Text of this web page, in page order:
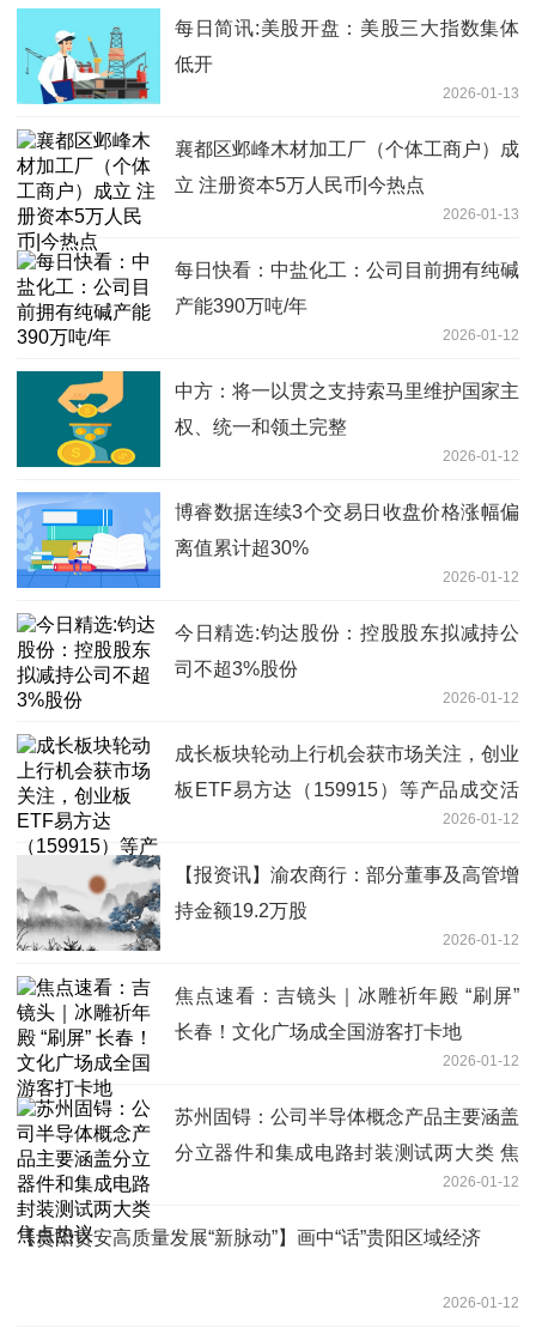
每日简讯:美股开盘：美股三大指数集体
低开
2026-01-13
襄都区邺峰木材加工厂（个体工商户）成
立 注册资本5万人民币|今热点
2026-01-13
每日快看：中盐化工：公司目前拥有纯碱
产能390万吨/年
2026-01-12
中方：将一以贯之支持索马里维护国家主
权、统一和领土完整
2026-01-12
博睿数据连续3个交易日收盘价格涨幅偏
离值累计超30%
2026-01-12
今日精选:钧达股份：控股股东拟减持公
司不超3%股份
2026-01-12
成长板块轮动上行机会获市场关注，创业
板ETF易方达（159915）等产品成交活
2026-01-12
【报资讯】渝农商行：部分董事及高管增
持金额19.2万股
2026-01-12
焦点速看：吉镜头｜冰雕祈年殿 “刷屏”
长春！文化广场成全国游客打卡地
2026-01-12
苏州固锝：公司半导体概念产品主要涵盖
分立器件和集成电路封装测试两大类 焦
2026-01-12
【贵阳贵安高质量发展“新脉动”】画中“话”贵阳区域经济
2026-01-12